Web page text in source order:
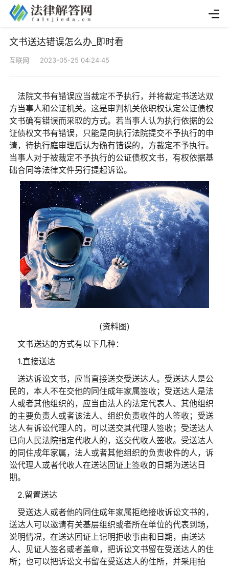
文书送达错误怎么办_即时看
互联网 2023-05-25 04:24:45
法院文书有错误应当裁定不予执行，并将裁定书送达双
方当事人和公证机关。这是审判机关依职权认定公证债权
文书确有错误而采取的方式。若当事人认为执行依据的公
证债权文书有错误，只能是向执行法院提交不予执行的申
请，待执行庭审理后认为确有错误的，方裁定不予执行。
当事人对于被裁定不予执行的公证债权文书，有权依据基
础合同等法律文件另行提起诉讼。
(资料图)
文书送达的方式有以下几种：
1.直接送达
送达诉讼文书，应当直接送交受送达人。受送达人是公
民的，本人不在交他的同住成年家属签收；受送达人是法
人或者其他组织的，应当由法人的法定代表人、其他组织
的主要负责人或者该法人、组织负责收件的人签收；受送
达人有诉讼代理人的，可以送交其代理人签收；受送达人
已向人民法院指定代收人的，送交代收人签收。受送达人
的同住成年家属，法人或者其他组织的负责收件的人，诉
讼代理人或者代收人在送达回证上签收的日期为送达日
期。
2.留置送达
受送达人或者他的同住成年家属拒绝接收诉讼文书的，
送达人可以邀请有关基层组织或者所在单位的代表到场，
说明情况，在送达回证上记明拒收事由和日期，由送达
人、见证人签名或者盖章，把诉讼文书留在受送达人的住
所；也可以把诉讼文书留在受送达人的住所，并采用拍